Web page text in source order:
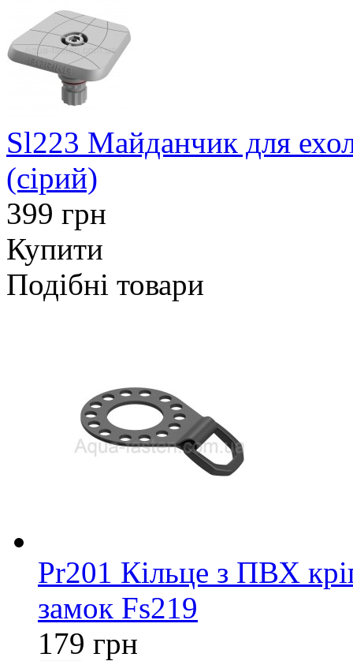
Sl223 Майданчик для
(сірий)
399 грн
Купити
Подібні товари
Pr201 Кільце з ПВХ
замок Fs219
179 грн